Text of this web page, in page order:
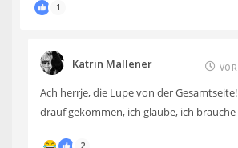
1
Katrin Mallener
Ach herrje, die Lupe von der
drauf gekommen, ich glaube, ich
2